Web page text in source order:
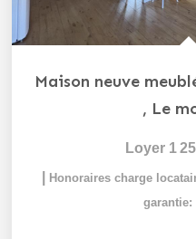
, Le
Loyer 1
Honoraires charge
garantie: